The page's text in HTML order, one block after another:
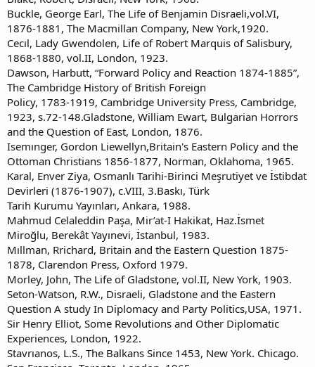
Buckle, George Earl, The Life of Benjamin Disraeli,vol.VI,
1876-1881, The Macmillan Company, New York,1920.
Cecıl, Lady Gwendolen, Life of Robert Marquis of Salisbury,
1868-1880, vol.II, London, 1923.
Dawson, Harbutt, “Forward Policy and Reaction 1874-1885”,
The Cambridge History of British Foreign
Policy, 1783-1919, Cambridge University Press, Cambridge,
1923, s.72-148.Gladstone, William Ewart, Bulgarian Horrors
and the Question of East, London, 1876.
Isemınger, Gordon Liewellyn,Britain's Eastern Policy and the
Ottoman Christians 1856-1877, Norman, Oklahoma, 1965.
Karal, Enver Ziya, Osmanlı Tarihi-Birinci Meşrutiyet ve İstibdat
Devirleri (1876-1907), c.VIII, 3.Baskı, Türk
Tarih Kurumu Yayınları, Ankara, 1988.
Mahmud Celaleddin Paşa, Mir’at-I Hakikat, Haz.İsmet
Miroğlu, Berekât Yayınevi, İstanbul, 1983.
Mıllman, Rrichard, Britain and the Eastern Question 1875-
1878, Clarendon Press, Oxford 1979.
Morley, John, The Life of Gladstone, vol.II, New York, 1903.
Seton-Watson, R.W., Disraeli, Gladstone and the Eastern
Question A study In Diplomacy and Party Politics,USA, 1971.
Sir Henry Elliot, Some Revolutions and Other Diplomatic
Experiences, London, 1922.
Stavrıanos, L.S., The Balkans Since 1453, New York. Chicago.